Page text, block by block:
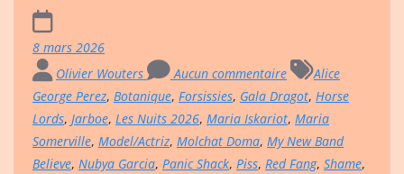
8 mars 2026
Olivier Wouters
Aucun commentaire
Alice
George Perez, Botanique, Forsissies, Gala Dragot, Horse
Lords, Jarboe, Les Nuits 2026, Maria Iskariot, Maria
Somerville, Model/Actriz, Molchat Doma, My New Band
Believe, Nubya Garcia, Panic Shack, Piss, Red Fang, Shame,